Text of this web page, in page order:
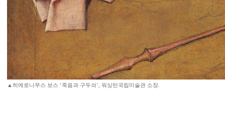
▲히에로니무스 보스 ‘죽음과 구두쇠’, 워싱턴국립미술관 소장.